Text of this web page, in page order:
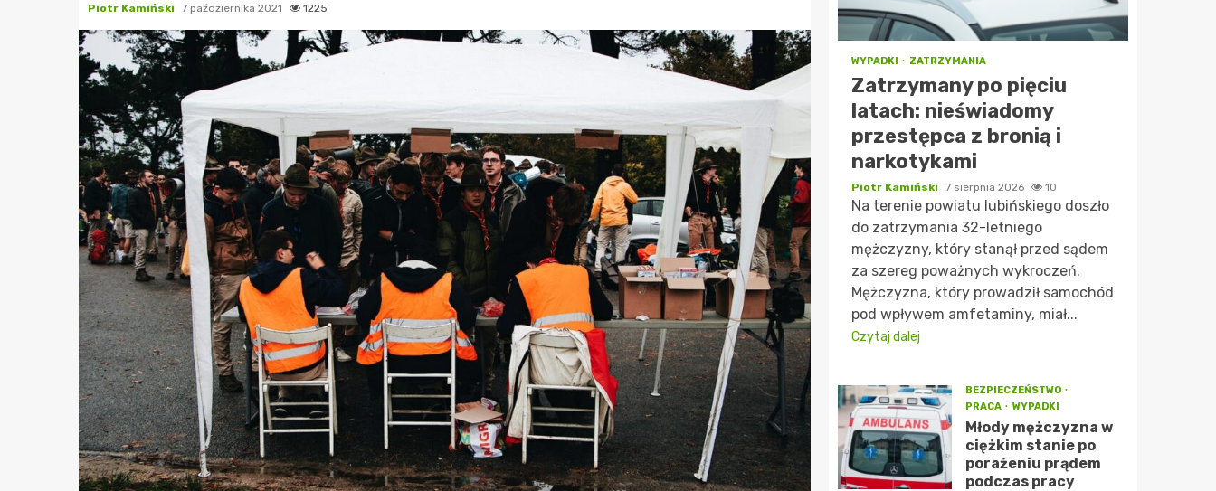
Piotr Kamiński 7 października 2021 1225
WYPADKI ZATRZYMANIA
Zatrzymany po pięciu
latach: nieświadomy
przestępca z bronią i
narkotykami
Piotr Kamiński 7 sierpnia 2026 10
Na terenie powiatu lubińskiego doszło
do zatrzymania 32-letniego
mężczyzny, który stanął przed sądem
za szereg poważnych wykroczeń.
Mężczyzna, który prowadził samochód
pod wpływem amfetaminy, miał...
Czytaj dalej
BEZPIECZEŃSTWO
PRACA
WYPADKI
Młody mężczyzna w
ciężkim stanie po
porażeniu prądem
podczas pracy